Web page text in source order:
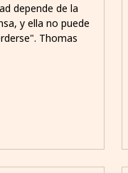
depende de la
y ella no puede
Thomas